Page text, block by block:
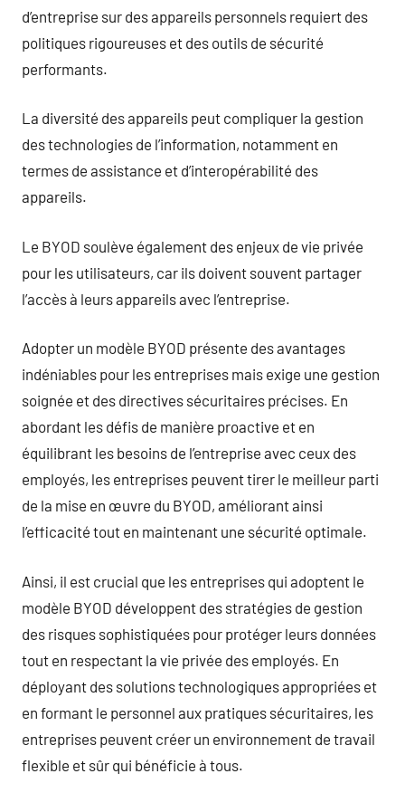
d’entreprise sur des appareils personnels requiert des
politiques rigoureuses et des outils de sécurité
performants.
La diversité des appareils peut compliquer la gestion
des technologies de l’information, notamment en
termes de assistance et d’interopérabilité des
appareils.
Le BYOD soulève également des enjeux de vie privée
pour les utilisateurs, car ils doivent souvent partager
l’accès à leurs appareils avec l’entreprise.
Adopter un modèle BYOD présente des avantages
indéniables pour les entreprises mais exige une gestion
soignée et des directives sécuritaires précises. En
abordant les défis de manière proactive et en
équilibrant les besoins de l’entreprise avec ceux des
employés, les entreprises peuvent tirer le meilleur parti
de la mise en œuvre du BYOD, améliorant ainsi
l’efficacité tout en maintenant une sécurité optimale.
Ainsi, il est crucial que les entreprises qui adoptent le
modèle BYOD développent des stratégies de gestion
des risques sophistiquées pour protéger leurs données
tout en respectant la vie privée des employés. En
déployant des solutions technologiques appropriées et
en formant le personnel aux pratiques sécuritaires, les
entreprises peuvent créer un environnement de travail
flexible et sûr qui bénéficie à tous.